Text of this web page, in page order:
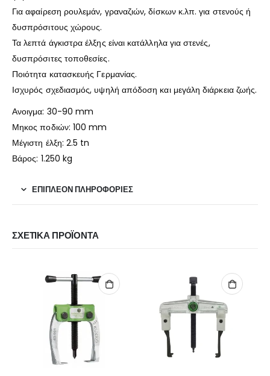
Για αφαίρεση ρουλεμάν, γραναζιών, δίσκων κ.λπ. για στενούς ή
δυσπρόσιτους χώρους.
Τα λεπτά άγκιστρα έλξης είναι κατάλληλα για στενές,
δυσπρόσιτες τοποθεσίες.
Ποιότητα κατασκευής Γερμανίας.
Ισχυρός σχεδιασμός, υψηλή απόδοση και μεγάλη διάρκεια ζωής.
Ανοιγμα: 30-90 mm
Μηκος ποδιών: 100 mm
Μέγιστη έλξη: 2.5 tn
Βάρος: 1.250 kg
ΕΠΙΠΛΈΟΝ ΠΛΗΡΟΦΟΡΊΕΣ
ΣΧΕΤΙΚΆ ΠΡΟΪΌΝΤΑ